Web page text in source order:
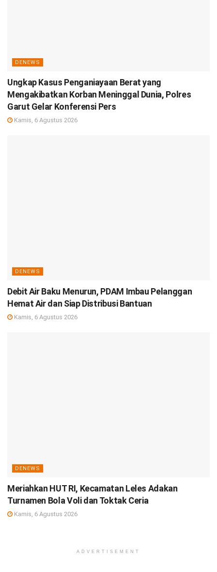
DENEWS
Ungkap Kasus Penganiayaan Berat yang
Mengakibatkan Korban Meninggal Dunia, Polres
Garut Gelar Konferensi Pers
Kamis, 6 Agustus 2026
DENEWS
Debit Air Baku Menurun, PDAM Imbau Pelanggan
Hemat Air dan Siap Distribusi Bantuan
Kamis, 6 Agustus 2026
DENEWS
Meriahkan HUT RI, Kecamatan Leles Adakan
Turnamen Bola Voli dan Toktak Ceria
Kamis, 6 Agustus 2026
ADVERTISEMENT